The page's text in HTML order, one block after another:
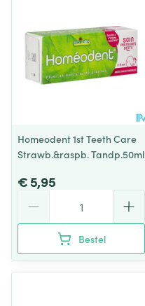
Homeodent 1st Teeth Care
Strawb.&raspb. Tandp.50ml
€ 5,95
Bestel